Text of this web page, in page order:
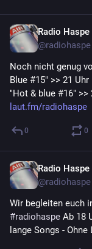
Radio Haspe
@radiohaspe
Noch nicht genug
Blue #15" >> 21 Uhr
"Hot & blue #16" >>
laut.fm/radiohaspe
0 0
Radio Haspe
@radiohaspe
#radiohaspe Ab 18
lange Songs -